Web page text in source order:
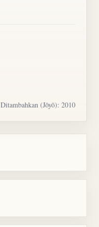
(Jōyō): 2010